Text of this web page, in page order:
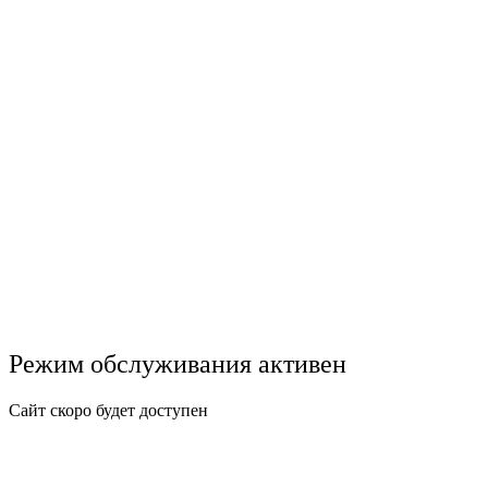
Режим обслуживания активен
Сайт скоро будет доступен